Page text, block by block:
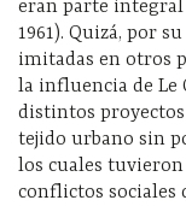
eran parte integral
1961). Quizá, por
imitadas en otros
la influencia de Le
distintos
tejido urbano sin
los cuales
conflictos sociales